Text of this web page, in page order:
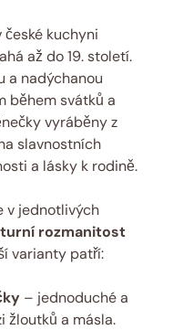
kuchyni
až do 19. století.
a nadýchanou
během svátků a
vyráběny z
slavnostních
a lásky k rodině.
v jednotlivých
rozmanitost
varianty patří:
– jednoduché a
žloutků a másla.